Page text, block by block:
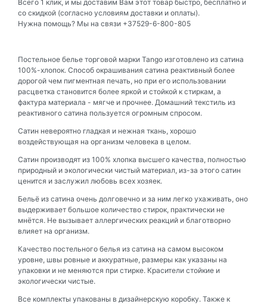
Всего 1 клик, и мы доставим Вам этот товар быстро, бесплатно и
со скидкой (согласно условиям доставки и оплаты).
Нужна помощь? Мы на связи +37529-6-800-805
Постельное белье торговой марки Tango изготовлено из сатина
100%-хлопок. Способ окрашивания сатина реактивный более
дорогой чем пигментная печать, но при его использовании
расцветка становится более яркой и стойкой к стиркам, а
фактура материала - мягче и прочнее. Домашний текстиль из
реактивного сатина пользуется огромным спросом.
Сатин невероятно гладкая и нежная ткань, хорошо
воздействующая на организм человека в целом.
Сатин производят из 100% хлопка высшего качества, полностью
природный и экологически чистый материал, из-за этого сатин
ценится и заслужил любовь всех хозяек.
Бельё из сатина очень долговечно и за ним легко ухаживать, оно
выдерживает большое количество стирок, практически не
мнётся. Не вызывает аллергических реакций и благотворно
влияет на организм.
Качество постельного белья из сатина на самом высоком
уровне, швы ровные и аккуратные, размеры как указаны на
упаковки и не меняются при стирке. Красители стойкие и
экологически чистые.
Все комплекты упакованы в дизайнерскую коробку. Также к